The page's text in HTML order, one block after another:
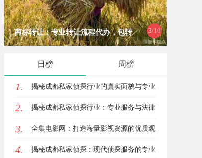
3/10
商标转让：专业转让流程代办，包转
日榜 周榜
1. 揭秘成都私家侦探行业的真实面貌与专业
服务
2. 揭秘成都私家侦探行业：专业服务与法律
边界解析
3. 全集电影网：打造海量影视资源的优质观
影平台
4. 揭秘成都私家侦探：现代侦探服务的专业